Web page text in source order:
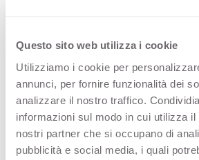
Questo sito web utilizza i cookie
Utilizziamo i cookie per
annunci, per fornire funzionalità dei
analizzare il nostro traffico.
informazioni sul modo in cui utilizza
nostri partner che si occupano di
pubblicità e social media, i quali
dell’art. 28 del GDPR. Resta
segnalante di cui alla L. 179/
dei Suoi dati personali sarà
necessario al fine di garantire
riservatezza.
MODALITA' DEL